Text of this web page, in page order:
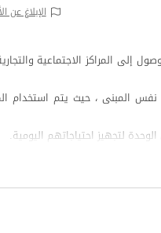
الإبلاغ عن
المراكز الاجتماعية
المبنى ، حيث يتم استخدام
وسلاسل جبال البرز والغابات
والمهمة في هذه المنطقة.